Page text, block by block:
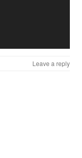
Leave a reply